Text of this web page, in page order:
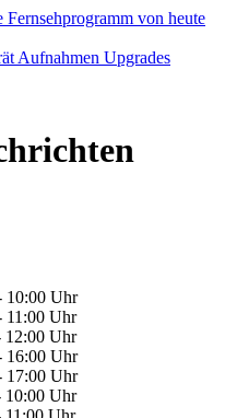
Aufnahmen Upgrades
10:00 Uhr
11:00 Uhr
12:00 Uhr
16:00 Uhr
17:00 Uhr
10:00 Uhr